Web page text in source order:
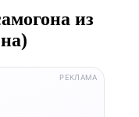
из
РЕКЛАМА